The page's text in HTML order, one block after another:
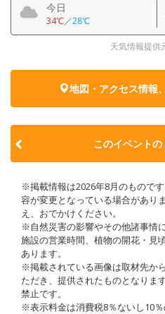
今日
34℃／28℃
天気情報提供
地図・アクセス情報
このイベント
※掲載情報は2026年8月のもので
容が変更となっている場合があり
え、おでかけください。
※自然災害の影響やその他諸事情
施設の営業時間、植物の開花・見
あります。
※掲載されている画像は取材先か
ただき、提供されたものとなりま
禁止です。
※表示料金は消費税8％ないし10％